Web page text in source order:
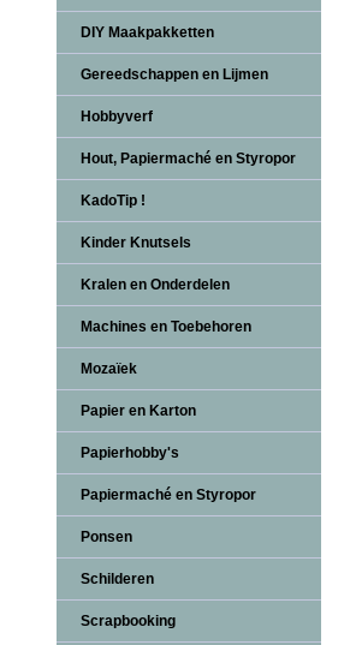
DIY Maakpakketten
Gereedschappen en Lijmen
Hobbyverf
Hout, Papiermaché en Styropor
KadoTip !
Kinder Knutsels
Kralen en Onderdelen
Machines en Toebehoren
Mozaïek
Papier en Karton
Papierhobby's
Papiermaché en Styropor
Ponsen
Schilderen
Scrapbooking